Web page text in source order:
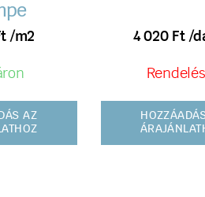
/m2
AZ
4 020 Ft /